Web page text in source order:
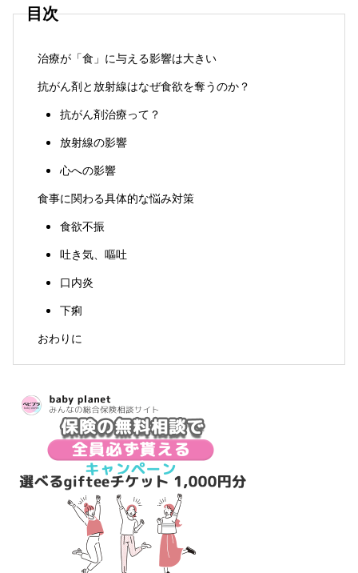
目次
治療が「食」に与える影響は大きい
抗がん剤と放射線はなぜ食欲を奪うのか？
抗がん剤治療って？
放射線の影響
心への影響
食事に関わる具体的な悩み対策
食欲不振
吐き気、嘔吐
口内炎
下痢
おわりに